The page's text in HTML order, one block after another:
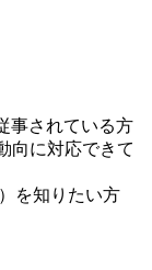
事されている方
向に対応できて
を知りたい方